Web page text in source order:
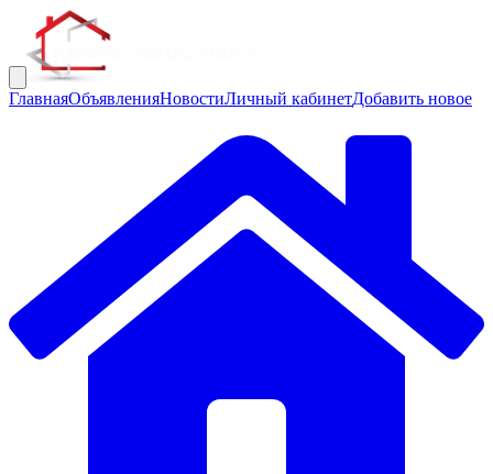
ГлавнаяОбъявленияНовостиЛичный кабинетДобавить новое